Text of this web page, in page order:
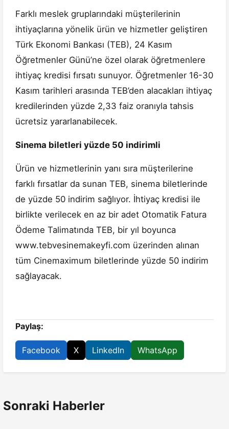
Farklı meslek gruplarındaki müşterilerinin
ihtiyaçlarına yönelik ürün ve hizmetler geliştiren
Türk Ekonomi Bankası (TEB), 24 Kasım
Öğretmenler Günü’ne özel olarak öğretmenlere
ihtiyaç kredisi fırsatı sunuyor. Öğretmenler 16-30
Kasım tarihleri arasında TEB’den alacakları ihtiyaç
kredilerinden yüzde 2,33 faiz oranıyla tahsis
ücretsiz yararlanabilecek.
Sinema biletleri yüzde 50 indirimli
Ürün ve hizmetlerinin yanı sıra müşterilerine
farklı fırsatlar da sunan TEB, sinema biletlerinde
de yüzde 50 indirim sağlıyor. İhtiyaç kredisi ile
birlikte verilecek en az bir adet Otomatik Fatura
Ödeme Talimatında TEB, bir yıl boyunca
www.tebvesinemakeyfi.com üzerinden alınan
tüm Cinemaximum biletlerinde yüzde 50 indirim
sağlayacak.
Paylaş:
Facebook X LinkedIn WhatsApp
Sonraki Haberler